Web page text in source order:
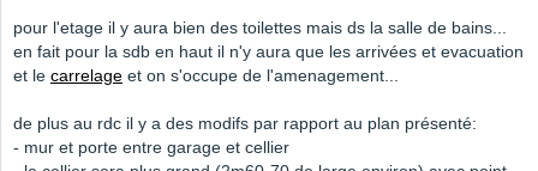
pour l'etage il y aura bien des toilettes mais ds la salle de bains...
en fait pour la sdb en haut il n'y aura que les arrivées et evacuation
et le carrelage et on s'occupe de l'amenagement...
de plus au rdc il y a des modifs par rapport au plan présenté:
- mur et porte entre garage et cellier